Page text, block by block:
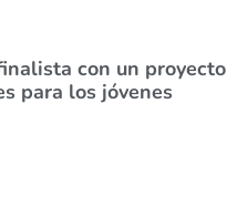
con un proyecto
para los jóvenes